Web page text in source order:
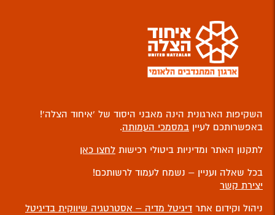
השקיפות הארגונית הינה מאבני היסוד של ‘איחוד הצלה’!
באפשרותכם לעיין במסמכי העמותה.
לתקנון האתר ומדיניות ביטולי רכישות לחצו כאן
בכל שאלה ועניין – נשמח לעמוד לרשותכם!
יצירת קשר
ניהול וקידום אתר דיגיטל מדיה – אסטרטגיה שיווקית בדיגיטל